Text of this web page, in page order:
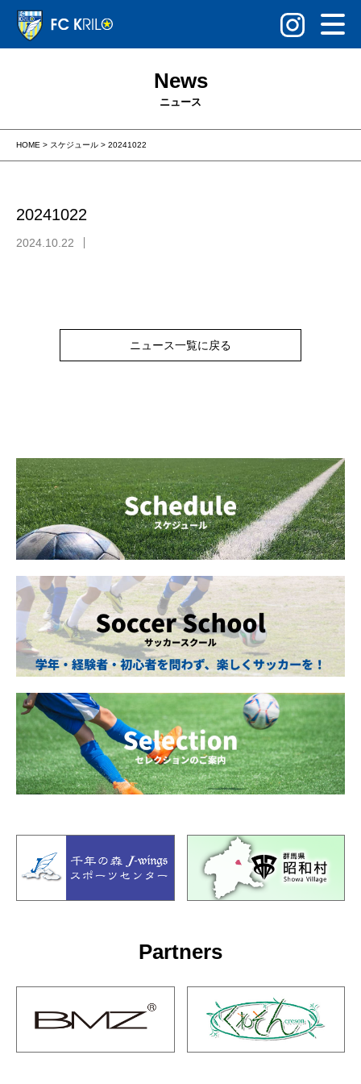
News
ニュース
HOME > スケジュール > 20241022
20241022
2024.10.22
ニュース一覧に戻る
Partners